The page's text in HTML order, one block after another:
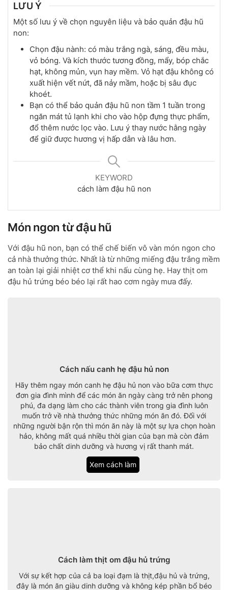
LƯU Ý
Một số lưu ý về chọn nguyên liệu và bảo quản đậu hũ
non:
Chọn đậu nành: có màu trắng ngà, sáng, đều màu,
vỏ bóng. Và kích thước tương đồng, mẩy, bóp chắc
hạt, không mủn, vụn hay mềm. Vỏ hạt đậu không có
xuất hiện vết nứt, đã nảy mầm, hoặc bị sâu đục
khoét.
Bạn có thể bảo quản đậu hũ non tầm 1 tuần trong
ngăn mát tủ lạnh khi cho vào hộp đựng thực phẩm,
đổ thêm nước lọc vào. Lưu ý thay nước hằng ngày
để giữ được hương vị hấp dẫn và lâu hơn.
KEYWORD
cách làm đậu hũ non
Món ngon từ đậu hũ
Với đậu hũ non, bạn có thể chế biến vô vàn món ngon cho
cả nhà thưởng thức. Nhất là từ những miếng đậu trắng mềm
an toàn lại giải nhiệt cơ thể khi nấu cùng hẹ. Hay thịt om
đậu hủ trứng béo béo lại rất hao cơm ngày mưa đấy.
Cách nấu canh hẹ đậu hủ non
Hãy thêm ngay món canh hẹ đậu hủ non vào bữa cơm thực
đơn gia đình mình để các món ăn ngày càng trở nên phong
phú, đa dạng làm cho các thành viên trong gia đình luôn
muốn trở về nhà thưởng thức những món ăn đó. Đối với
những người bận rộn thì món ăn này là một sự lựa chọn hoàn
hảo, không mất quá nhiều thời gian của bạn mà còn đảm
bảo chất dinh dưỡng và hương vị rất thanh mát.
Xem cách làm
Cách làm thịt om đậu hủ trứng
Với sự kết hợp của cả ba loại đạm là thịt,đậu hủ và trứng,
đây là món ăn giàu dinh dưỡng và không kép phần bổ béo